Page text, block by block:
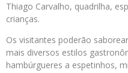
Thiago Carvalho, quadrilha,
crianças.
Os visitantes poderão
mais diversos estilos
hambúrgueres a espetinhos,